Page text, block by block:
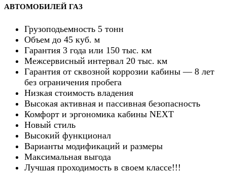
АВТОМОБИЛЕЙ ГАЗ
Грузоподьемность 5 тонн
Объем до 45 куб. м
Гарантия 3 года или 150 тыс. км
Межсервисный интервал 20 тыс. км
Гарантия от сквозной коррозии кабины — 8 лет
без ограничения пробега
Низкая стоимость владения
Высокая активная и пассивная безопасность
Комфорт и эргономика кабины NEXT
Новый стиль
Высокий функционал
Варианты модификаций и размеры
Максимальная выгода
Лучшая проходимость в своем классе!!!